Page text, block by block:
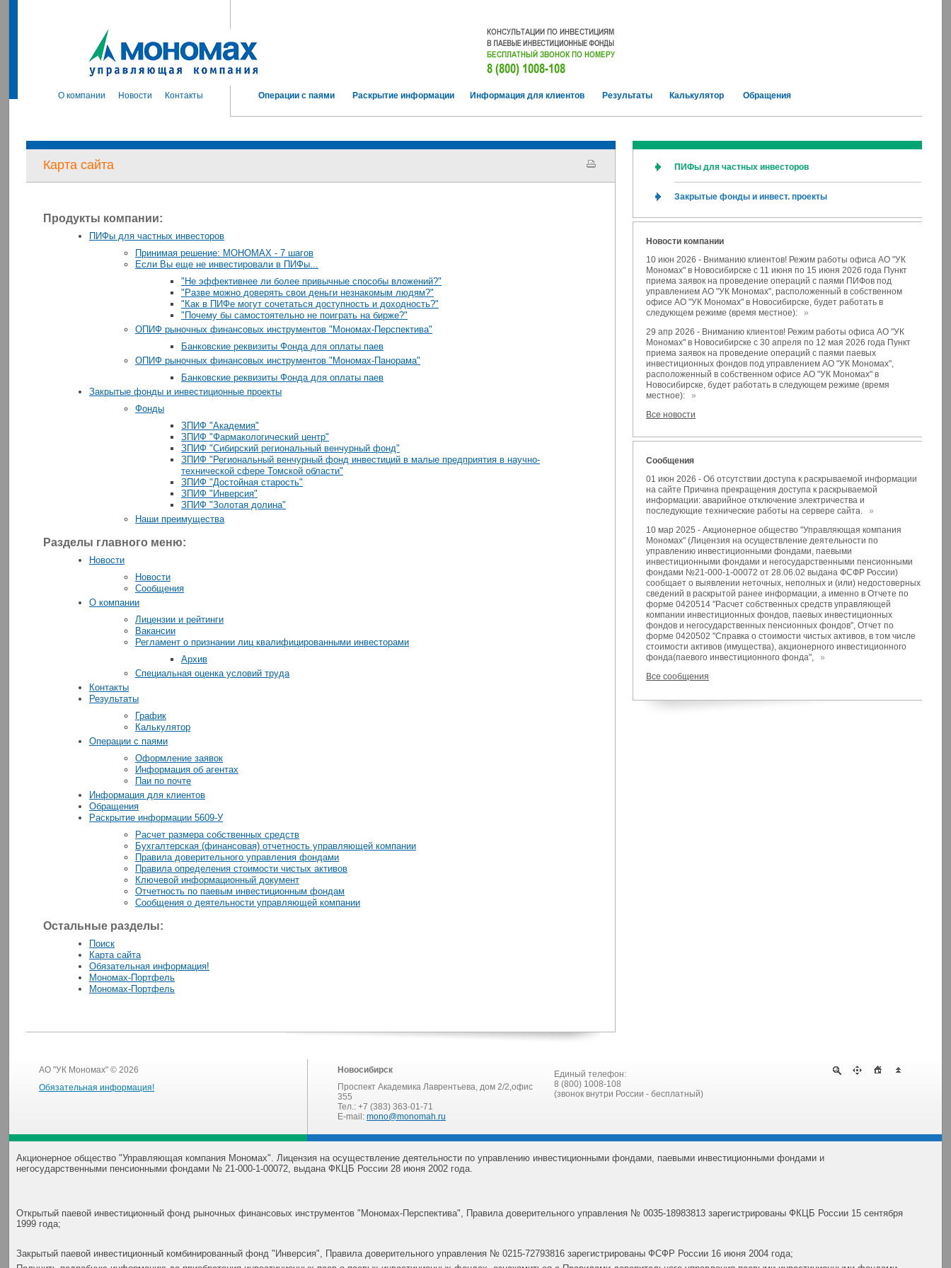
О компании Новости Контакты Операции с паями Раскрытие информации Информация для клиентов Результаты Калькулятор Обращения
Карта сайта
Продукты компании:
ПИФы для частных инвесторов
Принимая решение: МОНОМАХ - 7 шагов
Если Вы еще не инвестировали в ПИФы...
"Не эффективнее ли более привычные способы вложений?"
"Разве можно доверять свои деньги незнакомым людям?"
"Как в ПИФе могут сочетаться доступность и доходность?"
"Почему бы самостоятельно не поиграть на бирже?"
ОПИФ рыночных финансовых инструментов "Мономах-Перспектива"
Банковские реквизиты Фонда для оплаты паев
ОПИФ рыночных финансовых инструментов "Мономах-Панорама"
Банковские реквизиты Фонда для оплаты паев
Закрытые фонды и инвестиционные проекты
Фонды
ЗПИФ "Академия"
ЗПИФ "Фармакологический центр"
ЗПИФ "Сибирский региональный венчурный фонд"
ЗПИФ "Региональный венчурный фонд инвестиций в малые предприятия в научно-
технической сфере Томской области"
ЗПИФ "Достойная старость"
ЗПИФ "Инверсия"
ЗПИФ "Золотая долина"
Наши преимущества
Разделы главного меню:
Новости
Новости
Сообщения
О компании
Лицензии и рейтинги
Вакансии
Регламент о признании лиц квалифицированными инвесторами
Архив
Специальная оценка условий труда
Контакты
Результаты
График
Калькулятор
Операции с паями
Оформление заявок
Информация об агентах
Паи по почте
Информация для клиентов
Обращения
Раскрытие информации 5609-У
Расчет размера собственных средств
Бухгалтерская (финансовая) отчетность управляющей компании
Правила доверительного управления фондами
Правила определения стоимости чистых активов
Ключевой информационный документ
Отчетность по паевым инвестиционным фондам
Сообщения о деятельности управляющей компании
Остальные разделы:
Поиск
Карта сайта
Обязательная информация!
Мономах-Портфель
Мономах-Портфель
ПИФы для частных инвесторов
Закрытые фонды и инвест. проекты
Новости компании
10 июн 2026 - Вниманию клиентов! Режим работы офиса АО "УК
Мономах" в Новосибирске с 11 июня по 15 июня 2026 года Пункт
приема заявок на проведение операций с паями ПИФов под
управлением АО "УК Мономах", расположенный в собственном
офисе АО "УК Мономах" в Новосибирске, будет работать в
следующем режиме (время местное):
»
29 апр 2026 - Вниманию клиентов! Режим работы офиса АО "УК
Мономах" в Новосибирске с 30 апреля по 12 мая 2026 года Пункт
приема заявок на проведение операций с паями паевых
инвестиционных фондов под управлением АО "УК Мономах",
расположенный в собственном офисе АО "УК Мономах" в
Новосибирске, будет работать в следующем режиме (время
местное):
»
Все новости
Сообщения
01 июн 2026 - Об отсутствии доступа к раскрываемой информации
на сайте Причина прекращения доступа к раскрываемой
информации: аварийное отключение электричества и
последующие технические работы на сервере сайта.
»
10 мар 2025 - Акционерное общество "Управляющая компания
Мономах" (Лицензия на осуществление деятельности по
управлению инвестиционными фондами, паевыми
инвестиционными фондами и негосударственными пенсионными
фондами №21-000-1-00072 от 28.06.02 выдана ФСФР России)
сообщает о выявлении неточных, неполных и (или) недостоверных
сведений в раскрытой ранее информации, а именно в Отчете по
форме 0420514 "Расчет собственных средств управляющей
компании инвестиционных фондов, паевых инвестиционных
фондов и негосударственных пенсионных фондов", Отчет по
форме 0420502 "Справка о стоимости чистых активов, в том числе
стоимости активов (имущества), акционерного инвестиционного
фонда(паевого инвестиционного фонда",
»
Все сообщения
АО "УК Мономах" © 2026
Обязательная информация!
Новосибирск
Проспект Академика Лаврентьева, дом 2/2,офис
355
Тел.: +7 (383) 363-01-71
E-mail: mono@monomah.ru
Единый телефон:
8 (800) 1008-108
(звонок внутри России - бесплатный)
Акционерное общество "Управляющая компания Мономах". Лицензия на осуществление деятельности по управлению инвестиционными фондами, паевыми инвестиционными фондами и
негосударственными пенсионными фондами № 21-000-1-00072, выдана ФКЦБ России 28 июня 2002 года.
Открытый паевой инвестиционный фонд рыночных финансовых инструментов "Мономах-Перспектива", Правила доверительного управления № 0035-18983813 зарегистрированы ФКЦБ России 15 сентября
1999 года;
Закрытый паевой инвестиционный комбинированный фонд "Инверсия", Правила доверительного управления № 0215-72793816 зарегистрированы ФСФР России 16 июня 2004 года;